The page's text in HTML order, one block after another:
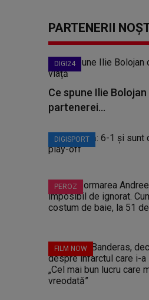
PARTENERII
DIGI24
Ce spune Ilie
partenerei...
DIGISPORT
PEROZ
FILM NOW